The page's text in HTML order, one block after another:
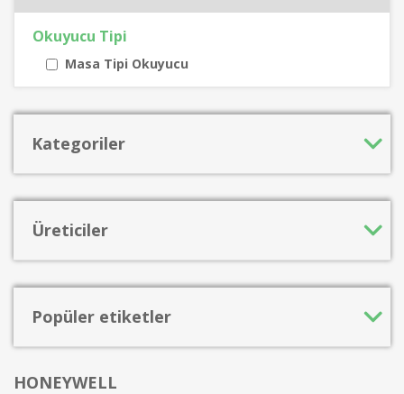
Okuyucu Tipi
Masa Tipi Okuyucu
Kategoriler
Üreticiler
Popüler etiketler
HONEYWELL